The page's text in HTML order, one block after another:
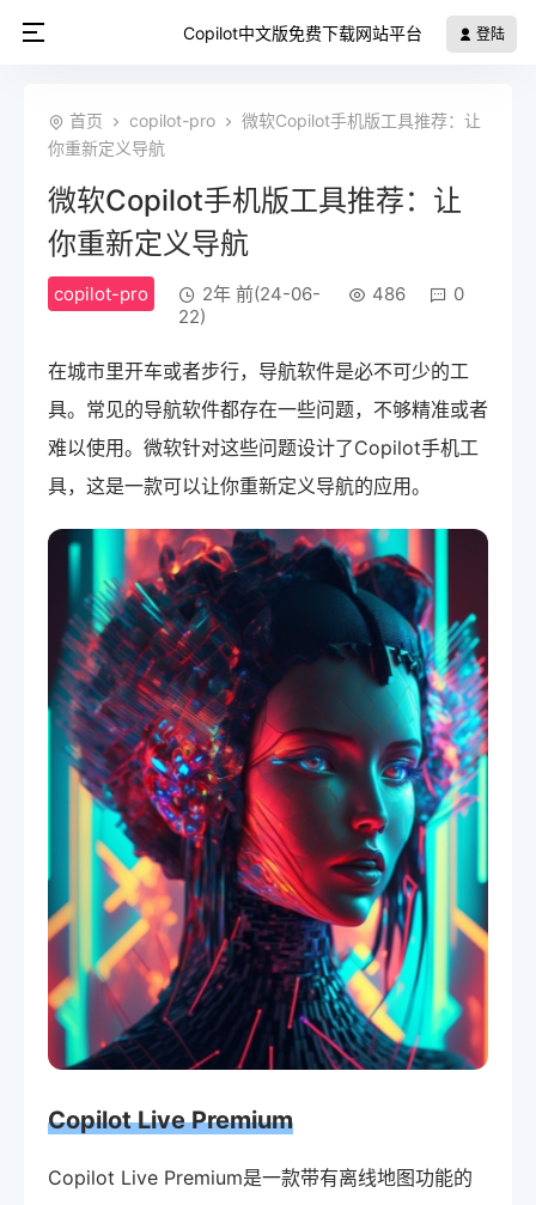
Copilot中文版免费下载网站平台 登陆
首页 copilot-pro
微软Copilot手机版工具推荐：让
你重新定义导航
微软Copilot手机版工具推荐：让
你重新定义导航
copilot-pro
2年 前(24-06-
22)
486 0
在城市里开车或者步行，导航软件是必不可少的工
具。常见的导航软件都存在一些问题，不够精准或者
难以使用。微软针对这些问题设计了Copilot手机工
具，这是一款可以让你重新定义导航的应用。
Copilot Live Premium
Copilot Live Premium是一款带有离线地图功能的